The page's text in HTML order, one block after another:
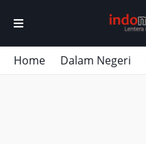
Home Dalam Negeri